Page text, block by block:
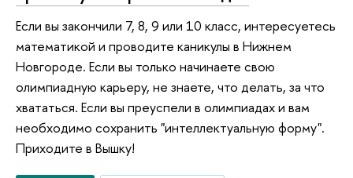
Если вы закончили 7, 8, 9 или 10 класс, интересуетесь
математикой и проводите каникулы в Нижнем
Новгороде. Если вы только начинаете свою
олимпиадную карьеру, не знаете, что делать, за что
хвататься. Если вы преуспели в олимпиадах и вам
необходимо сохранить "интеллектуальную форму".
Приходите в Вышку!